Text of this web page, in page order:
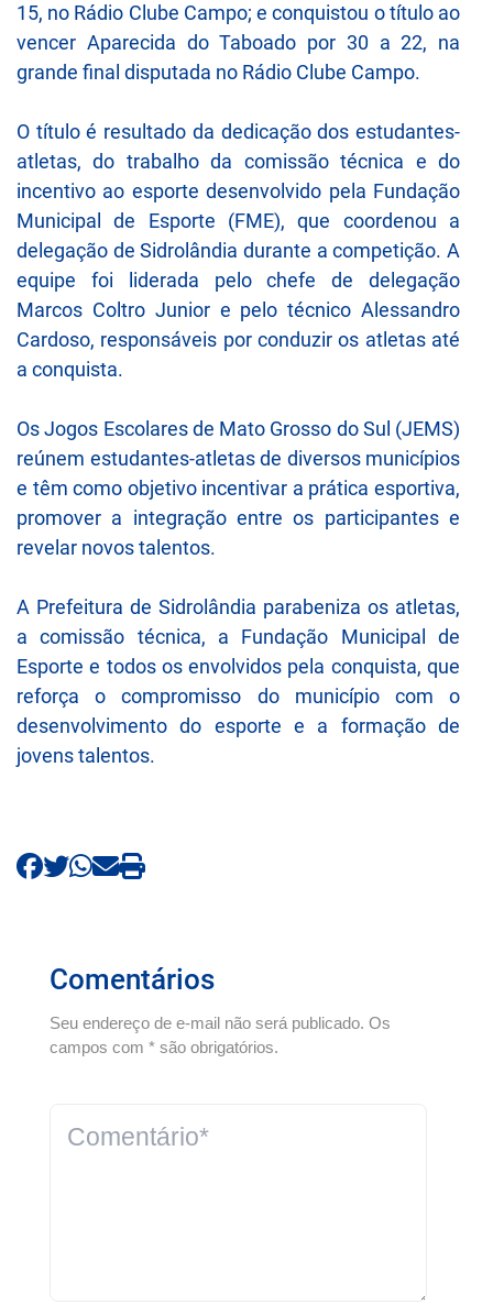
15, no Rádio Clube Campo; e conquistou o título ao
vencer Aparecida do Taboado por 30 a 22, na
grande final disputada no Rádio Clube Campo.
O título é resultado da dedicação dos estudantes-
atletas, do trabalho da comissão técnica e do
incentivo ao esporte desenvolvido pela Fundação
Municipal de Esporte (FME), que coordenou a
delegação de Sidrolândia durante a competição. A
equipe foi liderada pelo chefe de delegação
Marcos Coltro Junior e pelo técnico Alessandro
Cardoso, responsáveis por conduzir os atletas até
a conquista.
Os Jogos Escolares de Mato Grosso do Sul (JEMS)
reúnem estudantes-atletas de diversos municípios
e têm como objetivo incentivar a prática esportiva,
promover a integração entre os participantes e
revelar novos talentos.
A Prefeitura de Sidrolândia parabeniza os atletas,
a comissão técnica, a Fundação Municipal de
Esporte e todos os envolvidos pela conquista, que
reforça o compromisso do município com o
desenvolvimento do esporte e a formação de
jovens talentos.
Comentários
Seu endereço de e-mail não será publicado. Os
campos com * são obrigatórios.